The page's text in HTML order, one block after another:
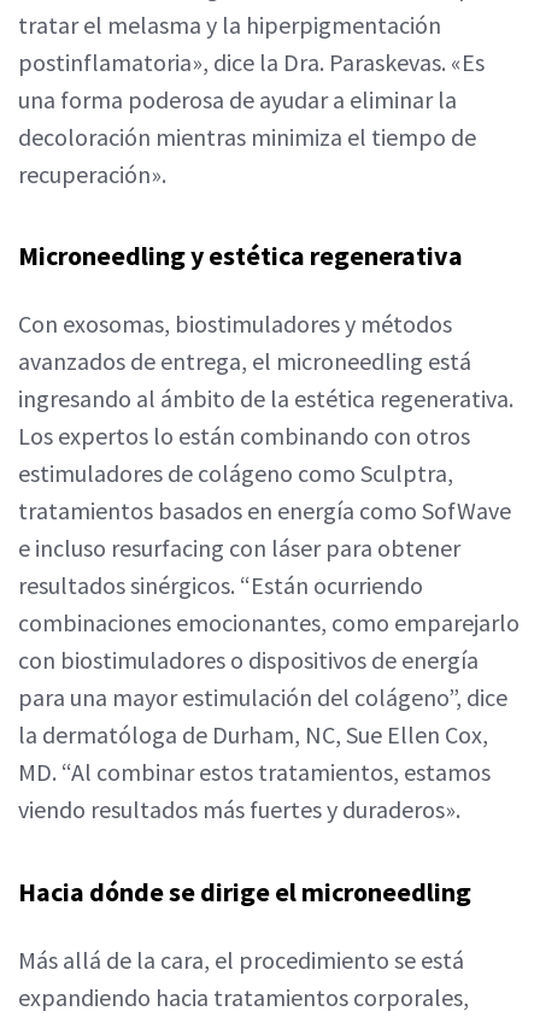
tratar el melasma y la hiperpigmentación
postinflamatoria», dice la Dra. Paraskevas. «Es
una forma poderosa de ayudar a eliminar la
decoloración mientras minimiza el tiempo de
recuperación».
Microneedling y estética regenerativa
Con exosomas, biostimuladores y métodos
avanzados de entrega, el microneedling está
ingresando al ámbito de la estética regenerativa.
Los expertos lo están combinando con otros
estimuladores de colágeno como Sculptra,
tratamientos basados en energía como SofWave
e incluso resurfacing con láser para obtener
resultados sinérgicos. “Están ocurriendo
combinaciones emocionantes, como emparejarlo
con biostimuladores o dispositivos de energía
para una mayor estimulación del colágeno”, dice
la dermatóloga de Durham, NC, Sue Ellen Cox,
MD. “Al combinar estos tratamientos, estamos
viendo resultados más fuertes y duraderos».
Hacia dónde se dirige el microneedling
Más allá de la cara, el procedimiento se está
expandiendo hacia tratamientos corporales,